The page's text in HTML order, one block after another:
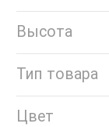
Высота
Тип товара
Цвет